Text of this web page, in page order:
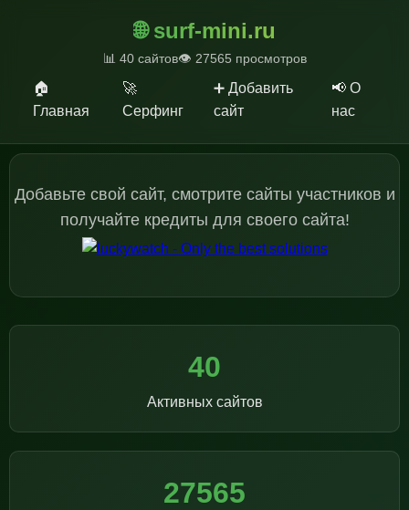
🌐 surf-mini.ru
🏠
Главная
🚀
Серфинг
➕ Добавить
сайт
📢 О
нас
📊 40 сайтов👁️ 27565 просмотров
Добавьте свой сайт, смотрите сайты участников и
получайте кредиты для своего сайта!
40
Активных сайтов
27565